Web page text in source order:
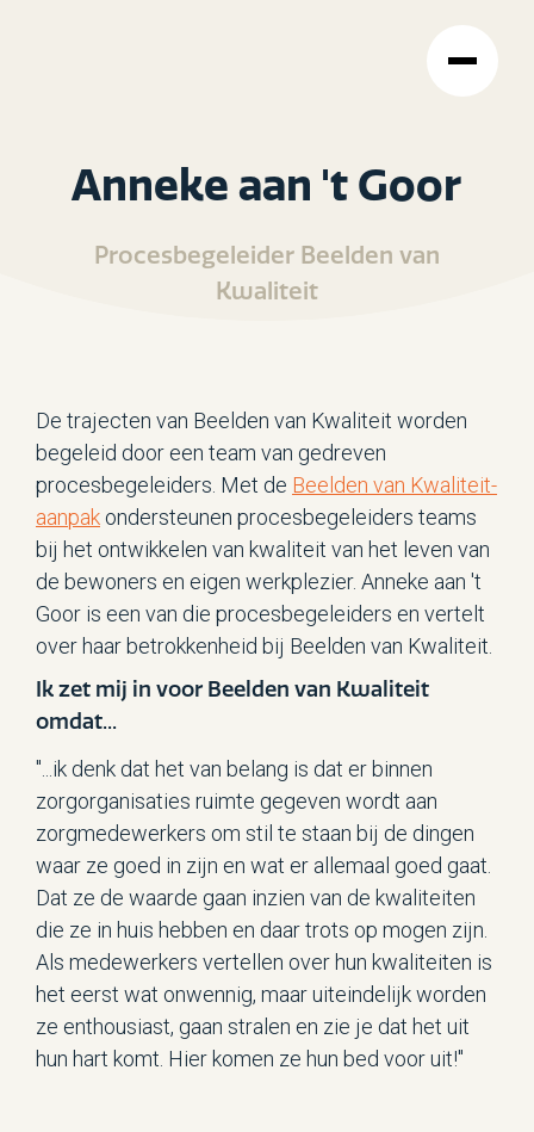
Anneke aan 't Goor
Procesbegeleider Beelden van
Kwaliteit
De trajecten van Beelden van Kwaliteit worden
begeleid door een team van gedreven
procesbegeleiders. Met de Beelden van Kwaliteit-
aanpakondersteunen procesbegeleiders teams
bij het ontwikkelen van kwaliteit van het leven van
de bewoners en eigen werkplezier. Anneke aan 't
Goor is een van die procesbegeleiders en vertelt
over haar betrokkenheid bij Beelden van Kwaliteit.
Ik zet mij in voor Beelden van Kwaliteit
omdat...
"...ik denk dat het van belang is dat er binnen
zorgorganisaties ruimte gegeven wordt aan
zorgmedewerkers om stil te staan bij de dingen
waar ze goed in zijn en wat er allemaal goed gaat.
Dat ze de waarde gaan inzien van de kwaliteiten
die ze in huis hebben en daar trots op mogen zijn.
Als medewerkers vertellen over hun kwaliteiten is
het eerst wat onwennig, maar uiteindelijk worden
ze enthousiast, gaan stralen en zie je dat het uit
hun hart komt. Hier komen ze hun bed voor uit!"